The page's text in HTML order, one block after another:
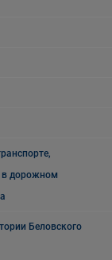
в дорожном
Беловского